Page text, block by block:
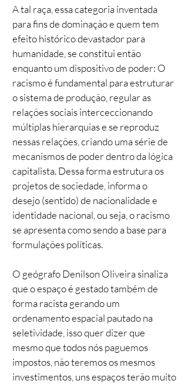
A tal raça, essa categoria inventada
para fins de dominação e quem tem
efeito histórico devastador para
humanidade, se constitui então
enquanto um dispositivo de poder: O
racismo é fundamental para estruturar
o sistema de produção, regular as
relações sociais interceccionando
múltiplas hierarquias e se reproduz
nessas relações, criando uma série de
mecanismos de poder dentro da lógica
capitalista. Dessa forma estrutura os
projetos de sociedade, informa o
desejo (sentido) de nacionalidade e
identidade nacional, ou seja, o racismo
se apresenta como sendo a base para
formulações políticas.
O geógrafo Denilson Oliveira sinaliza
que o espaço é gestado também de
forma racista gerando um
ordenamento espacial pautado na
seletividade, isso quer dizer que
mesmo que todos nós paguemos
impostos, não teremos os mesmos
investimentos, uns espaços terão muito